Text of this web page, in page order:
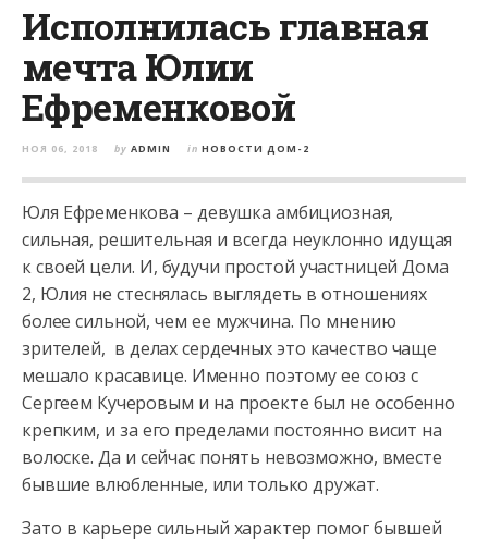
Исполнилась главная
мечта Юлии
Ефременковой
НОЯ 06, 2018 by ADMIN in НОВОСТИ ДОМ-2
Юля Ефременкова – девушка амбициозная,
сильная, решительная и всегда неуклонно идущая
к своей цели. И, будучи простой участницей Дома
2, Юлия не стеснялась выглядеть в отношениях
более сильной, чем ее мужчина. По мнению
зрителей, в делах сердечных это качество чаще
мешало красавице. Именно поэтому ее союз с
Сергеем Кучеровым и на проекте был не особенно
крепким, и за его пределами постоянно висит на
волоске. Да и сейчас понять невозможно, вместе
бывшие влюбленные, или только дружат.
Зато в карьере сильный характер помог бывшей